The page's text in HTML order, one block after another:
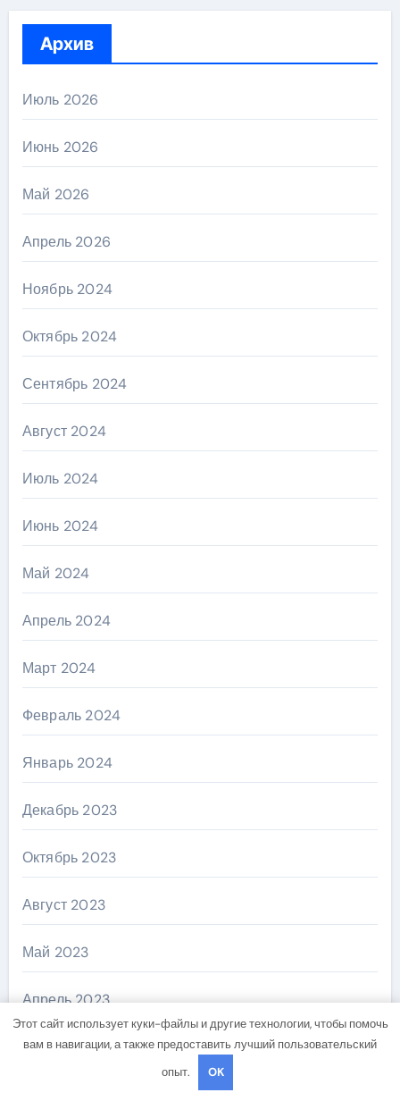
Архив
Июль 2026
Июнь 2026
Май 2026
Апрель 2026
Ноябрь 2024
Октябрь 2024
Сентябрь 2024
Август 2024
Июль 2024
Июнь 2024
Май 2024
Апрель 2024
Март 2024
Февраль 2024
Январь 2024
Декабрь 2023
Октябрь 2023
Август 2023
Май 2023
Апрель 2023
Декабрь 2022
Этот сайт использует куки-файлы и другие технологии, чтобы помочь
вам в навигации, а также предоставить лучший пользовательский
опыт.
OK